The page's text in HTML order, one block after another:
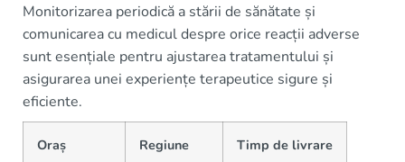
Monitorizarea periodică a stării de sănătate și
comunicarea cu medicul despre orice reacții adverse
sunt esențiale pentru ajustarea tratamentului și
asigurarea unei experiențe terapeutice sigure și
eficiente.
Oraș Regiune Timp de livrare